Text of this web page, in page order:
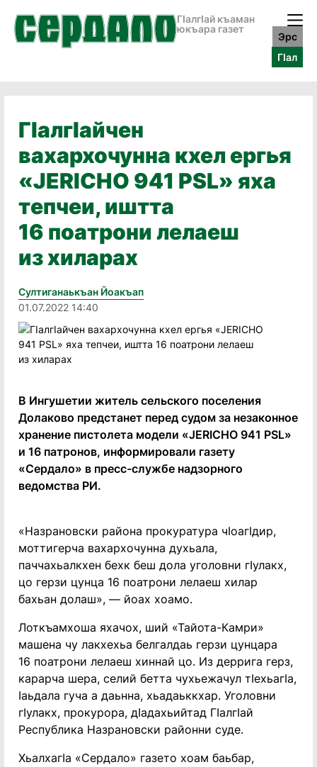
ГӀалгӀай къаман
юкъара газет
Эрс
ГӀал
ГIалгIайчен
вахархочунна кхел ергья
«JERICHO 941 PSL» яха
тепчеи, иштта
16 поатрони лелаеш
из хиларах
Султиганаькъан Йоакъап
01.07.2022 14:40
В Ингушетии житель сельского поселения
Долаково предстанет перед судом за незаконное
хранение пистолета модели «JERICHO 941 PSL»
и 16 патронов, информировали газету
«Сердало» в пресс-службе надзорного
ведомства РИ.
«Назрановски района прокуратура чIоагIдир,
моттигерча вахархочунна духьала,
паччахьалкхен бехк беш дола уголовни гIулакх,
цо герзи цунца 16 поатрони лелаеш хилар
бахьан долаш», — йоах хоамо.
Лоткъамхоша яхачох, ший «Тайота-Камри»
машена чу лакхехьа белгалдаь герзи цунцара
16 поатрони лелаеш хиннай цо. Из деррига герз,
карарча шера, селий бетта чухьежачул тIехьагIа,
Iаьдала гуча а даьнна, хьадаьккхар. Уголовни
гIулакх, прокурора, дIадахьийтад ГIалгIай
Республика Назрановски районни суде.
ХьалхагIа «Сердало» газето хоам баьбар,